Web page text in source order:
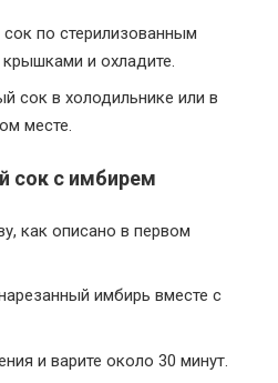
сок по стерилизованным
и охладите.
сок в холодильнике или в
месте.
сок с имбирем
как описано в первом
имбирь вместе с
и варите около 30 минут.